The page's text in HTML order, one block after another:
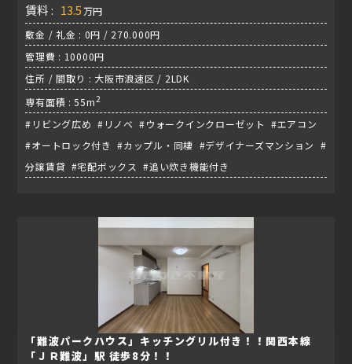
賃料 : 13.5 万円
敷金 / 礼金 : 0円 / 270.000円
管理費 : 10000円
住所 / 間取り : 大阪市浪速区 / 2LDK
専有面積 : 55m2
#リビング広め #リノベ #ウォークインクローゼット #エアコン
#オートロック付き #カップル・同棲 #デザイナーズマンション #
分譲賃貸 #宅配ボックス #追い炊き機能付き
「難波パークハウス」キッチングリル付き！！関西本線
「ＪＲ難波」駅 徒歩8分！！